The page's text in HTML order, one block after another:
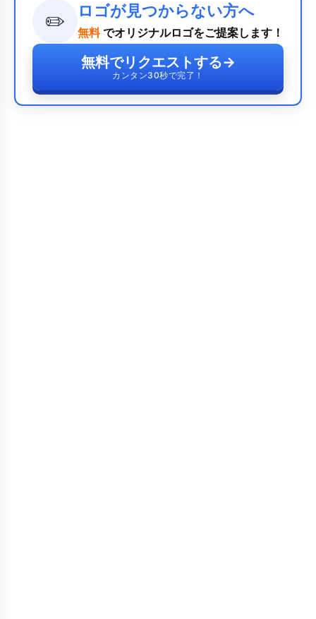
✏️ ロゴが見つからない方へ
無料 でオリジナルロゴをご提案します！
無料でリクエストする→
カンタン30秒で完了！